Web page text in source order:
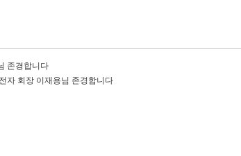
존경합니다
자 회장 이재용님 존경합니다